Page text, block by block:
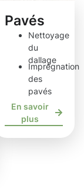
Pavés
Nettoyage
du
dallage
Imprégnation
des
pavés
En savoir
plus